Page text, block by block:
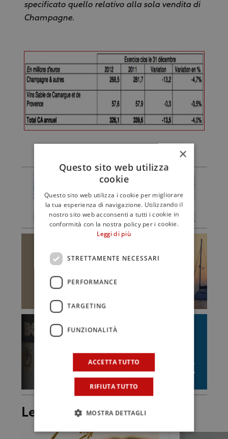
specificato quello relativo alla sola vendita di
Champagne.
Leggi anche
×
Questo sito web utilizza
cookie
Questo sito web utilizza i cookie per migliorare
la tua esperienza di navigazione. Utilizzando il
nostro sito web acconsenti a tutti i cookie in
conformità con la nostra policy per i cookie.
Leggi di più
STRETTAMENTE NECESSARI
PERFORMANCE
TARGETING
FUNZIONALITÀ
ACCETTA TUTTO
RIFIUTA TUTTO
MOSTRA DETTAGLI